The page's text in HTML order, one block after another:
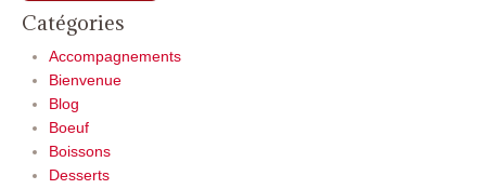
Catégories
Accompagnements
Bienvenue
Blog
Boeuf
Boissons
Desserts